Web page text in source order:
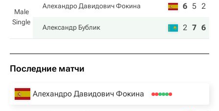
Male
Single
Алехандро Давидович Фокина 6 5 2
Александр Бублик 2 7 6
Последние матчи
Алехандро Давидович Фокина